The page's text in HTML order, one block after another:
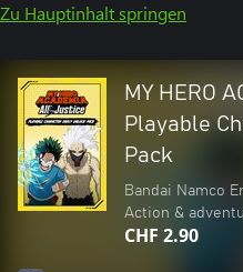
Zu Hauptinhalt springen
MY HERO
Playable
Pack
Bandai Namco
Action &
CHF 2.90